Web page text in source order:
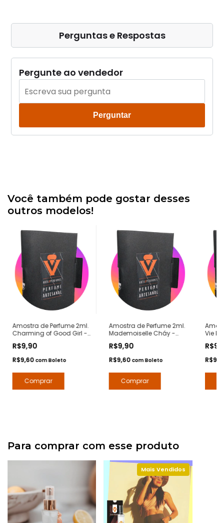
Perguntas e Respostas
Pergunte ao vendedor
Perguntar
Você também pode gostar desses
outros modelos!
Amostra de Perfume 2ml.
Charming of Good Girl -
Herrera - Contratipos
Premium - Arte 1 Perfumes
R$9,90
R$9,60 comBoleto
Amostra de Perfume 2ml.
Mademoiselle Cháy -
Mademoiselle Chanel -
Contratipos Premium -
Arte 1 Perfumes
R$9,90
R$9,60 comBoleto
Vie
Para comprar com esse produto